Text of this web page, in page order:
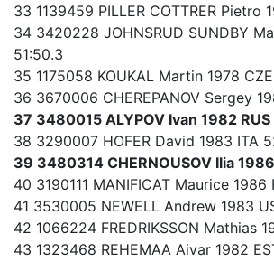
33 1139459 PILLER COTTRER Pietro
34 3420228 JOHNSRUD SUNDBY
51:50.3
35 1175058 KOUKAL Martin 1978
36 3670006 CHEREPANOV Sergey
37 3480015 ALYPOV Ivan 1982
38 3290007 HOFER David 1983 ITA
39 3480314 CHERNOUSOV Ilia
40 3190111 MANIFICAT Maurice 1986
41 3530005 NEWELL Andrew 1983
42 1066224 FREDRIKSSON Mathias
43 1323468 REHEMAA Aivar 1982